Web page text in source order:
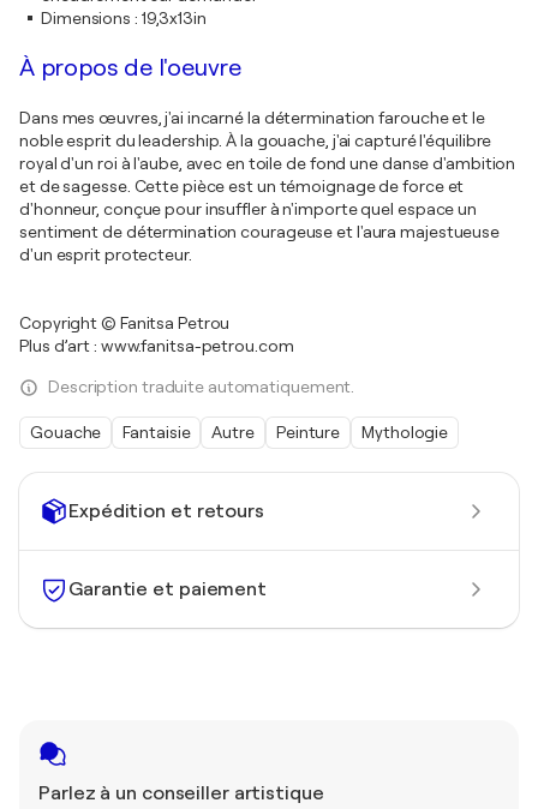
Expédition et retours
Garantie et paiement
Parlez à un conseiller artistique
Dimensions : 19,3x13in
À propos de l'oeuvre
Dans mes œuvres, j'ai incarné la détermination farouche et le
noble esprit du leadership. À la gouache, j'ai capturé l'équilibre
royal d'un roi à l'aube, avec en toile de fond une danse d'ambition
et de sagesse. Cette pièce est un témoignage de force et
d'honneur, conçue pour insuffler à n'importe quel espace un
sentiment de détermination courageuse et l'aura majestueuse
d'un esprit protecteur.
Copyright © Fanitsa Petrou
Plus d’art : www.fanitsa-petrou.com
Description traduite automatiquement.
Gouache Fantaisie Autre Peinture Mythologie